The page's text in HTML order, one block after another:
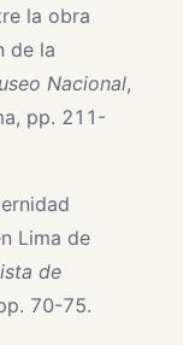
la obra
de la
Nacional,
pp. 211-
Lima de
de
70-75.